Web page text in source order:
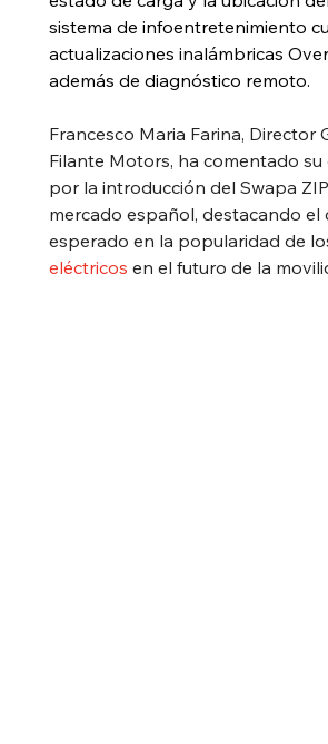
sistema de infoentretenimiento
actualizaciones inalámbricas
además de diagnóstico remoto.
Francesco Maria Farina, Director
Filante Motors, ha comentado su
por la introducción del Swapa
mercado español, destacando el
esperado en la popularidad de
eléctricos en el futuro de la